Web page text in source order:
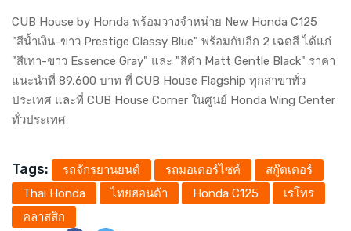
CUB House by Honda พร้อมวางจำหน่าย New Honda C125
"สีน้ำเงิน-ขาว Prestige Classy Blue" พร้อมกับอีก 2 เฉดสี ได้แก่
"สีเทา-ขาว Essence Gray" และ "สีดำ Matt Gentle Black" ราคา
แนะนำที่ 89,600 บาท ที่ CUB House Flagship ทุกสาขาทั่ว
ประเทศ และที่ CUB House Corner ในศูนย์ Honda Wing Center
ทั่วประเทศ
Tags: รถจักรยานยนต์ รถมอเตอร์ไซค์
สกู๊ตเตอร์
Thai Honda
ไทยฮอนด้า Honda C125
เรโทร
คลาสสิก